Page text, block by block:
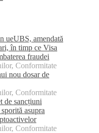
UBS, amendată
în timp ce Visa
fraudei
Conformitate
nou dosar de
Conformitate
de sancțiuni
asupra
Conformitate